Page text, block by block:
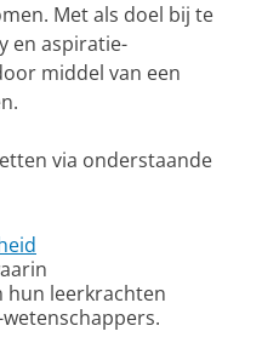
Met als doel bij te
en aspiratie-
middel van een
via onderstaande
hun leerkrachten